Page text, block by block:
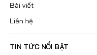
Bài viết
Liên hệ
TIN TỨC NỔI BẬT